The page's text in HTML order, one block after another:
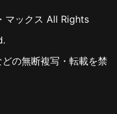
ックス All Rights
どの無断複写・転載を禁